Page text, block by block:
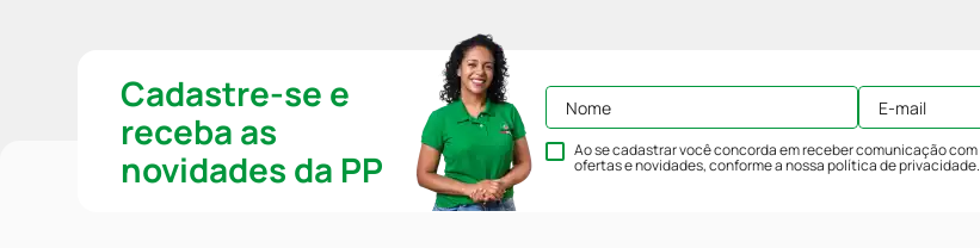
Cadastre-se e
receba as
novidades da PP
Ao se cadastrar você concorda em receber comunicação com
ofertas e novidades, conforme a nossapolítica de privacidade.